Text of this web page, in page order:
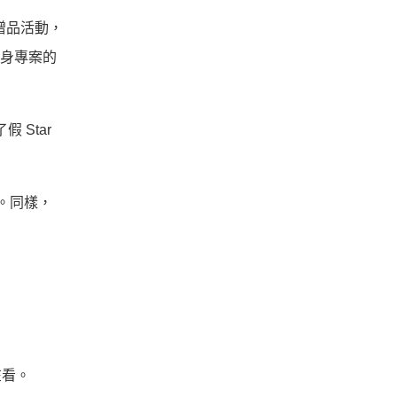
活動，
專案的
假 Star
同樣，
。